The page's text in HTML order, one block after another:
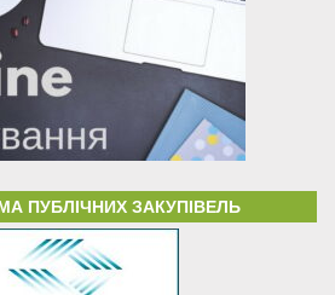
ПУБЛІЧНИХ ЗАКУПІВЕЛЬ